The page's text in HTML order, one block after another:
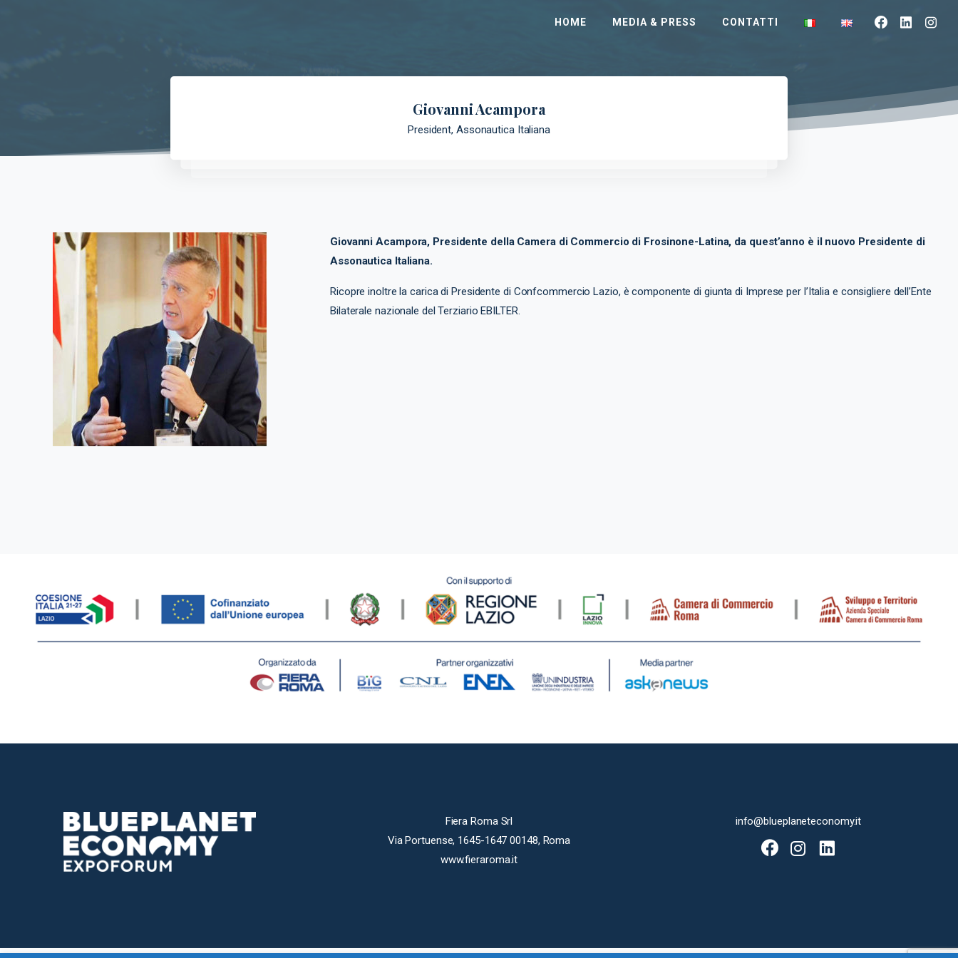
HOME MEDIA & PRESS CONTATTI
Giovanni Acampora
President, Assonautica Italiana
Giovanni Acampora, Presidente della Camera di Commercio di Frosinone-Latina, da quest’anno è il nuovo Presidente di
Assonautica Italiana.
Ricopre inoltre la carica di Presidente di Confcommercio Lazio, è componente di giunta di Imprese per l’Italia e consigliere dell’Ente
Bilaterale nazionale del Terziario EBILTER.
Fiera Roma Srl
Via Portuense, 1645-1647 00148, Roma
www.fieraroma.it
info@blueplaneteconomy.it